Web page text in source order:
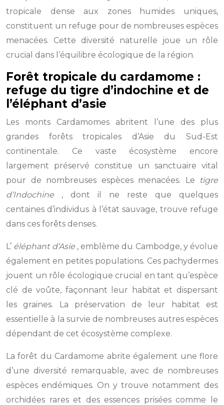
tropicale dense aux zones humides uniques,
constituent un refuge pour de nombreuses espèces
menacées. Cette diversité naturelle joue un rôle
crucial dans l’équilibre écologique de la région.
Forêt tropicale du cardamome :
refuge du tigre d’indochine et de
l’éléphant d’asie
Les monts Cardamomes abritent l’une des plus
grandes forêts tropicales d’Asie du Sud-Est
continentale. Ce vaste écosystème encore
largement préservé constitue un sanctuaire vital
pour de nombreuses espèces menacées. Le
tigre
d’Indochine , dont il ne reste que quelques
centaines d’individus à l’état sauvage, trouve refuge
dans ces forêts denses.
L’ éléphant d’Asie , emblème du Cambodge, y évolue
également en petites populations. Ces pachydermes
jouent un rôle écologique crucial en tant qu’espèce
clé de voûte, façonnant leur habitat et dispersant
les graines. La préservation de leur habitat est
essentielle à la survie de nombreuses autres espèces
dépendant de cet écosystème complexe.
La forêt du Cardamome abrite également une flore
d’une diversité remarquable, avec de nombreuses
espèces endémiques. On y trouve notamment des
orchidées rares et des essences prisées comme le